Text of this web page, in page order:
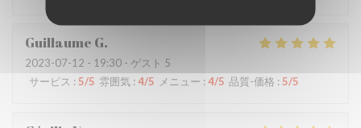
Guillaume G
2023-07-12 - 19:30 - ゲスト 5
サービス : 5/5 雰囲気 : 4/5 メニュー : 4/5 品質-価格 : 5/5